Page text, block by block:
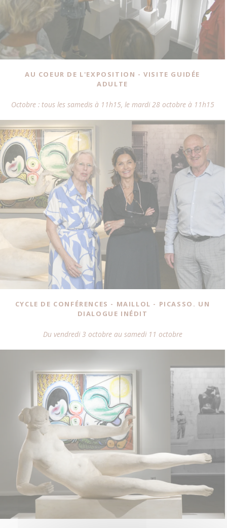
AU COEUR DE L'EXPOSITION - VISITE GUIDÉE
ADULTE
Octobre : tous les samedis à 11h15, le mardi 28 octobre à 11h15
CYCLE DE CONFÉRENCES - MAILLOL - PICASSO. UN
DIALOGUE INÉDIT
Du vendredi 3 octobre au samedi 11 octobre